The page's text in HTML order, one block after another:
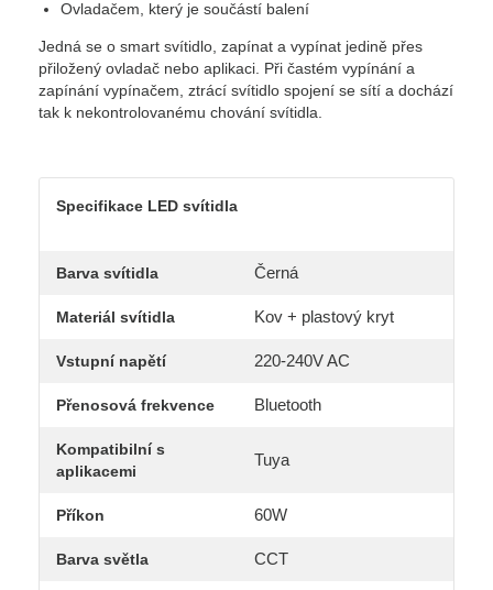
Ovladačem, který je součástí balení
Jedná se o smart svítidlo, zapínat a vypínat jedině přes
přiložený ovladač nebo aplikaci. Při častém vypínání a
zapínání vypínačem, ztrácí svítidlo spojení se sítí a dochází
tak k nekontrolovanému chování svítidla.
Specifikace LED svítidla
Barva svítidla Černá
Materiál svítidla Kov + plastový kryt
Vstupní napětí 220-240V AC
Přenosová frekvence Bluetooth
Kompatibilní s
aplikacemi
Tuya
Příkon 60W
Barva světla CCT